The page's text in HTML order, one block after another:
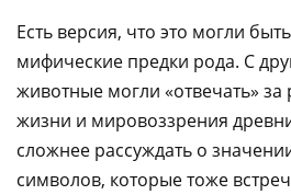
Есть версия, что это могли
мифические предки рода. С
животные могли «отвечать» за
жизни и мировоззрения
сложнее рассуждать о
символов, которые тоже